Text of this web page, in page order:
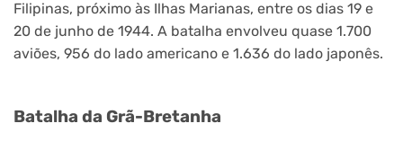
Filipinas, próximo às Ilhas Marianas, entre os dias 19 e
20 de junho de 1944. A batalha envolveu quase 1.700
aviões, 956 do lado americano e 1.636 do lado japonês.
Batalha da Grã-Bretanha